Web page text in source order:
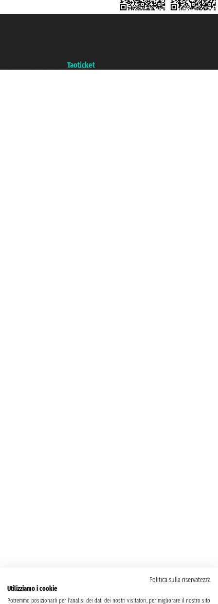
Taoticket
Politica sulla riservatezza
Utilizziamo i cookie
Potremmo posizionarli per l'analisi dei dati dei nostri visitatori, per migliorare il nostro sito